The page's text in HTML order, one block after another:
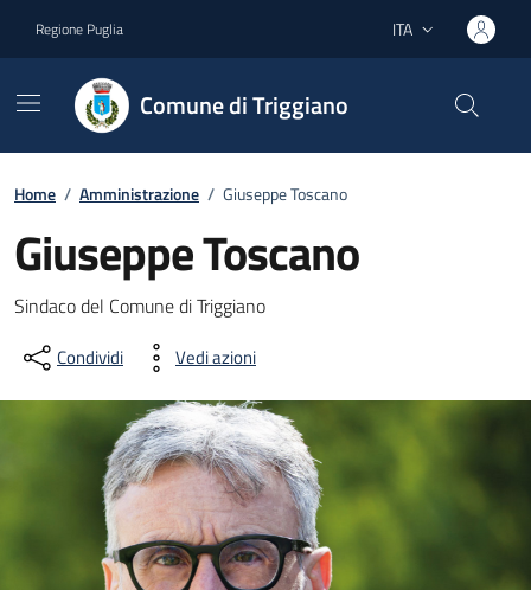
Regione Puglia Lingua attiva:
ITA
Comune di Triggiano
Home / Amministrazione / Giuseppe Toscano
Giuseppe Toscano
Dettagli del documento
Sindaco del Comune di Triggiano
Condividi Vedi azioni